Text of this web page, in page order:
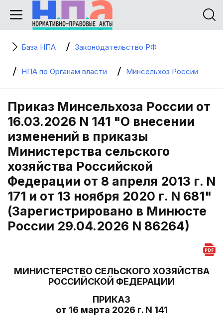
База НПА Законодательство РФ
НПА по Органам власти Минсельхоз России
Приказ Минсельхоза России от
16.03.2026 N 141 "О внесении
изменений в приказы
Министерства сельского
хозяйства Российской
Федерации от 8 апреля 2013 г. N
171 и от 13 ноября 2020 г. N 681"
(Зарегистрировано в Минюсте
России 29.04.2026 N 86264)
МИНИСТЕРСТВО СЕЛЬСКОГО ХОЗЯЙСТВА
РОССИЙСКОЙ ФЕДЕРАЦИИ
ПРИКАЗ
от 16 марта 2026 г. N 141